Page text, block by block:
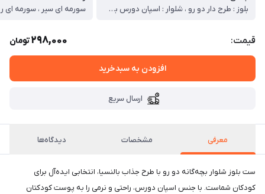
بلوز : طرح دار دو رو ، شلوار : اسپان دورس با کیفیت
سورمه ای سیر ، سورمه ای
قیمت: 298,000تومان
افزودن به سبدخرید
ارسال سریع
معرفی مشخصات دیدگاه‌ها
ست بلوز شلوار بچه‌گانه دو رو با طرح جذاب بالنسیا، انتخابی ایده‌آل برای
کودکان شماست. با جنس اسپان دورس، راحتی و نرمی را به پوست کودکتان